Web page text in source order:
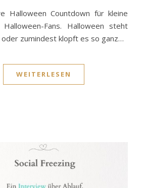
Halloween Countdown für kleine
Fans. Halloween steht
zumindest klopft es so ganz…
WEITERLESEN